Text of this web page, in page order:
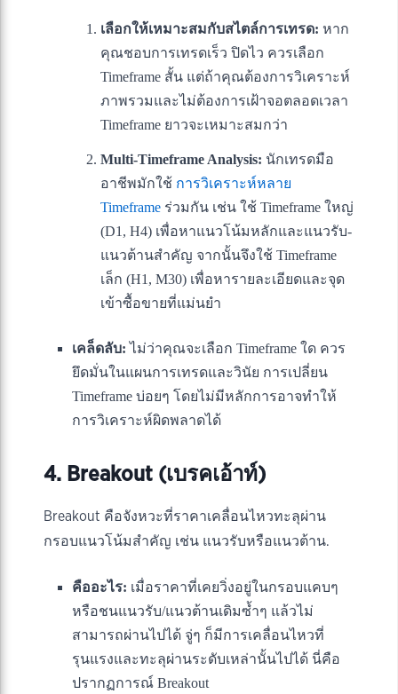
เลือกให้เหมาะสมกับสไตล์การเทรด: หาก
คุณชอบการเทรดเร็ว ปิดไว ควรเลือก
Timeframe สั้น แต่ถ้าคุณต้องการวิเคราะห์
ภาพรวมและไม่ต้องการเฝ้าจอตลอดเวลา
Timeframe ยาวจะเหมาะสมกว่า
Multi-Timeframe Analysis: นักเทรดมือ
อาชีพมักใช้ การวิเคราะห์หลาย
Timeframe ร่วมกัน เช่น ใช้ Timeframe ใหญ่
(D1, H4) เพื่อหาแนวโน้มหลักและแนวรับ-
แนวต้านสำคัญ จากนั้นจึงใช้ Timeframe
เล็ก (H1, M30) เพื่อหารายละเอียดและจุด
เข้าซื้อขายที่แม่นยำ
เคล็ดลับ: ไม่ว่าคุณจะเลือก Timeframe ใด ควร
ยึดมั่นในแผนการเทรดและวินัย การเปลี่ยน
Timeframe บ่อยๆ โดยไม่มีหลักการอาจทำให้
การวิเคราะห์ผิดพลาดได้
4. Breakout (เบรคเอ้าท์)
Breakout คือจังหวะที่ราคาเคลื่อนไหวทะลุผ่าน
กรอบแนวโน้มสำคัญ เช่น แนวรับหรือแนวต้าน.
คืออะไร: เมื่อราคาที่เคยวิ่งอยู่ในกรอบแคบๆ
หรือชนแนวรับ/แนวต้านเดิมซ้ำๆ แล้วไม่
สามารถผ่านไปได้ จู่ๆ ก็มีการเคลื่อนไหวที่
รุนแรงและทะลุผ่านระดับเหล่านั้นไปได้ นี่คือ
ปรากฏการณ์ Breakout